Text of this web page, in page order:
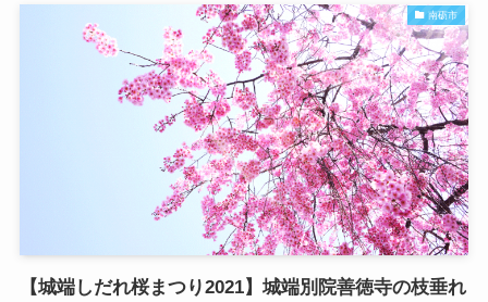
南砺市
【城端しだれ桜まつり2021】城端別院善徳寺の枝垂れ